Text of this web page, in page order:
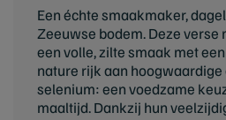
Een échte smaakmaker,
Zeeuwse bodem. Deze
een volle, zilte smaak met
nature rijk aan
selenium: een voedzame
maaltijd. Dankzij hun